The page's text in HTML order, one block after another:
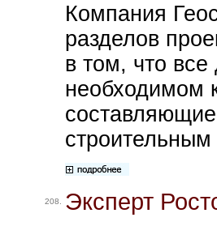
Компания
разделов
в том, что
необходимом
208. Эксперт